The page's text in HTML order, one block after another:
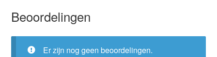
Beoordelingen
Er zijn nog geen beoordelingen.